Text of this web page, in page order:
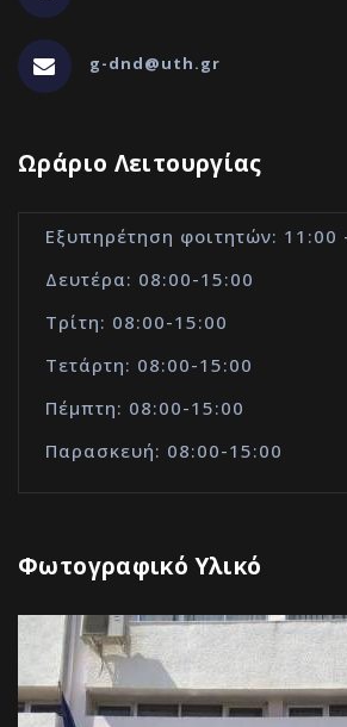
g-dnd@uth.gr
Ωράριο Λειτουργίας
Εξυπηρέτηση φοιτητών: 11:00
Δευτέρα: 08:00-15:00
Τρίτη: 08:00-15:00
Τετάρτη: 08:00-15:00
Πέμπτη: 08:00-15:00
Παρασκευή: 08:00-15:00
Φωτογραφικό Υλικό